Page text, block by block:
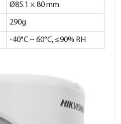
Ø85.1 × 80 mm
290g
-40°C ~ 60°C, ≤90% RH